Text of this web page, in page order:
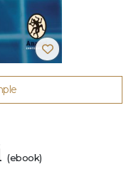
(ebook)